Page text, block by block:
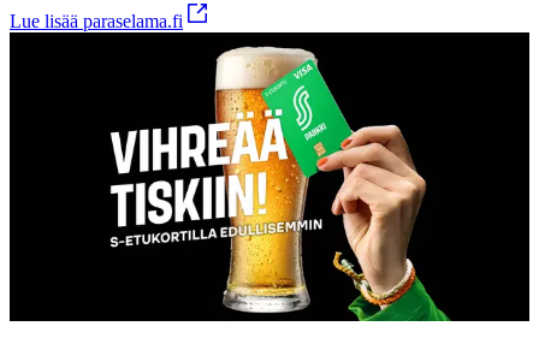
Lue lisää paraselama.fi